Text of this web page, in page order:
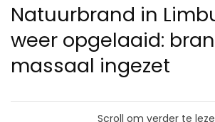
Natuurbrand in
weer opgelaaid:
massaal ingezet
Scroll om verder te